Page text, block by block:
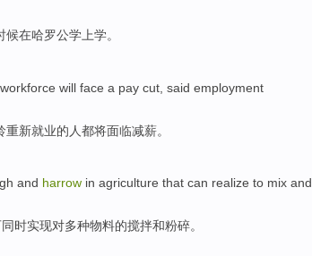
候在哈罗公学上学。
workforce will face a pay cut said employment
重新就业的 人都将面临减薪。
and harrow in agriculture that can realize to mix and
同时实现对多种物料的搅拌和粉碎。